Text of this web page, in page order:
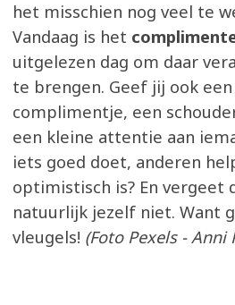
het misschien nog veel te
Vandaag is het
uitgelezen dag om daar
te brengen. Geef jij ook een
complimentje, een
een kleine attentie aan
iets goed doet, anderen
optimistisch is? En vergeet
natuurlijk jezelf niet. Want
vleugels! (Foto Pexels - Anni